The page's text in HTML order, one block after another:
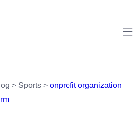
> Sports > onprofit organization